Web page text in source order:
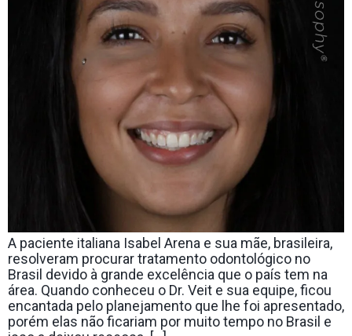
A paciente italiana Isabel Arena e sua mãe, brasileira,
resolveram procurar tratamento odontológico no
Brasil devido à grande excelência que o país tem na
área. Quando conheceu o Dr. Veit e sua equipe, ficou
encantada pelo planejamento que lhe foi apresentado,
porém elas não ficariam por muito tempo no Brasil e